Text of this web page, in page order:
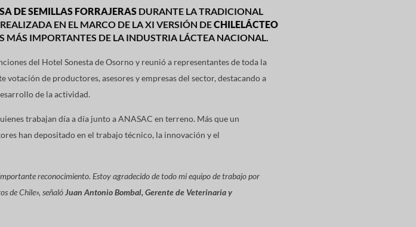
DE SEMILLAS FORRAJERAS DURANTE LA TRADICIONAL
EN EL MARCO DE LA XI VERSIÓN DECHILELÁCTEO
MÁS IMPORTANTES DE LA INDUSTRIA LÁCTEA NACIONAL.
del Hotel Sonesta de Osorno y reunió a representantes de toda la
de productores, asesores y empresas del sector, destacando a
de la actividad.
trabajan día a día junto a ANASAC en terreno. Más que un
han depositado en el trabajo técnico, la innovación y el
reconocimiento. Estoy agradecido de todo mi equipo de trabajo por
de Chile», señalóJuan Antonio Bombal, Gerente de Veterinaria y